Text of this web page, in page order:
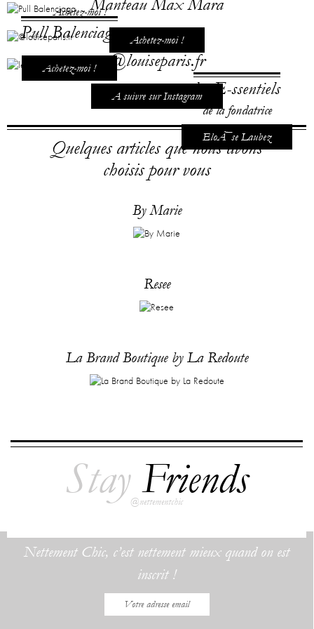
Achetez-moi !Manteau Max Mara
Achetez-moi !
Pull Balenciaga
Achetez-moi ! @louiseparis.fr
A suivre sur Instagramles E-ssentiels
de la fondatrice
EloÃ¯se Laubez
Quelques articles que nous avons
choisis pour vous
By Marie
Resee
La Brand Boutique by La Redoute
StayFriends
@nettementchic
Nettement Chic, c’est nettement mieux quand on est
inscrit !